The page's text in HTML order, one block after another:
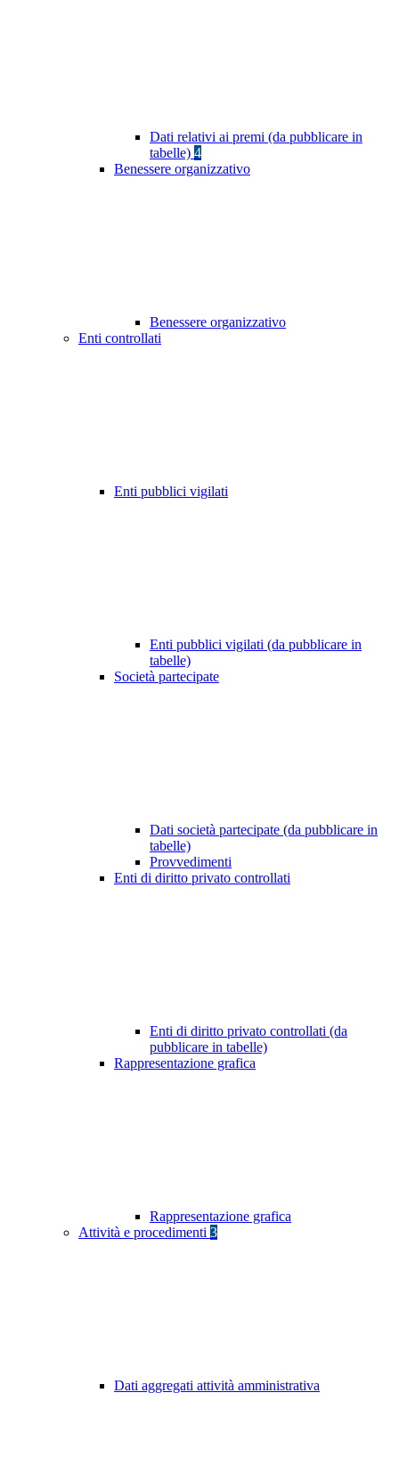
Dati relativi ai premi (da pubblicare in
tabelle) 4
Benessere organizzativo
Benessere organizzativo
Enti controllati
Enti pubblici vigilati
Enti pubblici vigilati (da pubblicare in
tabelle)
Società partecipate
Dati società partecipate (da pubblicare in
tabelle)
Provvedimenti
Enti di diritto privato controllati
Enti di diritto privato controllati (da
pubblicare in tabelle)
Rappresentazione grafica
Rappresentazione grafica
Attività e procedimenti 3
Dati aggregati attività amministrativa